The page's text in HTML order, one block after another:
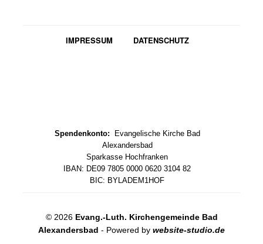
IMPRESSUM DATENSCHUTZ
Spendenkonto: Evangelische Kirche Bad
Alexandersbad
Sparkasse Hochfranken
IBAN: DE09 7805 0000 0620 3104 82
BIC: BYLADEM1HOF
© 2026 Evang.-Luth. Kirchengemeinde Bad
Alexandersbad - Powered by website-studio.de